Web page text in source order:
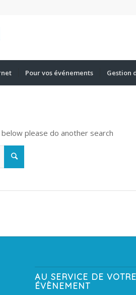
Pour vos événements Gestion
please do another search
AU SERVICE DE VOTRE
ÉVÈNEMENT